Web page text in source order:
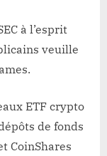
à l’esprit
veuille
ETF crypto
de fonds
CoinShares